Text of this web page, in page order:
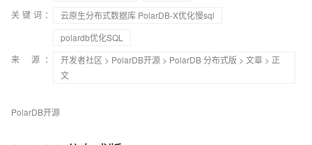
关键词：
云原生分布式数据库 PolarDB-X优化慢sql
polardb优化SQL
来 源：
开发者社区 > PolarDB开源 > PolarDB 分布式版 > 文章 > 正
文
PolarDB开源